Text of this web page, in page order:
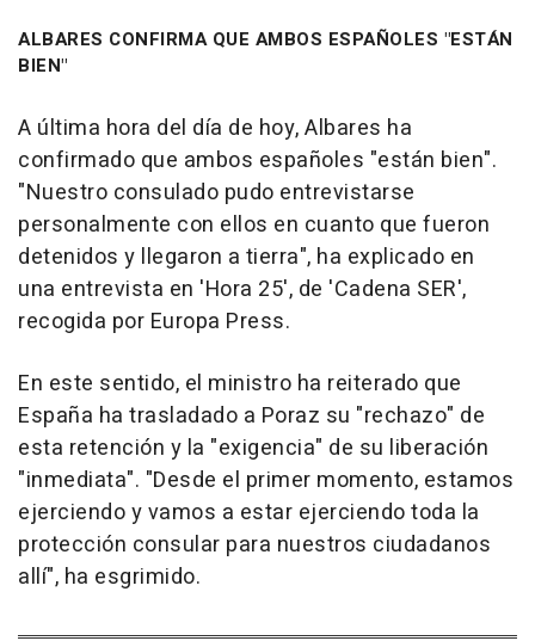
ALBARES CONFIRMA QUE AMBOS ESPAÑOLES "ESTÁN
BIEN"
A última hora del día de hoy, Albares ha
confirmado que ambos españoles "están bien".
"Nuestro consulado pudo entrevistarse
personalmente con ellos en cuanto que fueron
detenidos y llegaron a tierra", ha explicado en
una entrevista en 'Hora 25', de 'Cadena SER',
recogida por Europa Press.
En este sentido, el ministro ha reiterado que
España ha trasladado a Poraz su "rechazo" de
esta retención y la "exigencia" de su liberación
"inmediata". "Desde el primer momento, estamos
ejerciendo y vamos a estar ejerciendo toda la
protección consular para nuestros ciudadanos
allí", ha esgrimido.